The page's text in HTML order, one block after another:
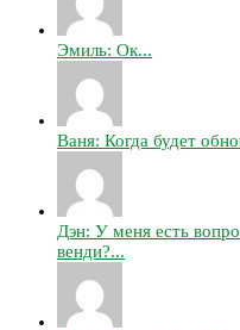
Эмиль: Ок...
Ваня: Когда будет
Дэн: У меня есть
венди?...